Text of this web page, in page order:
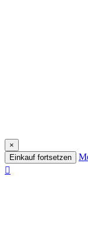
×
Einkauf fortsetzen
